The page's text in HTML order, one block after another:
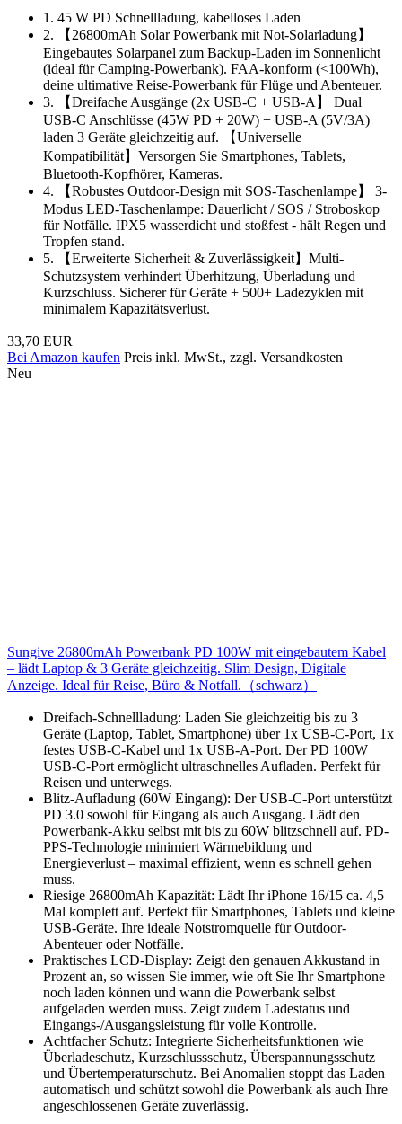
1. 45 W PD Schnellladung, kabelloses Laden
2. 【26800mAh Solar Powerbank mit Not-Solarladung】
Eingebautes Solarpanel zum Backup-Laden im Sonnenlicht
(ideal für Camping-Powerbank). FAA-konform (<100Wh),
deine ultimative Reise-Powerbank für Flüge und Abenteuer.
3. 【Dreifache Ausgänge (2x USB-C + USB-A】 Dual
USB-C Anschlüsse (45W PD + 20W) + USB-A (5V/3A)
laden 3 Geräte gleichzeitig auf. 【Universelle
Kompatibilität】Versorgen Sie Smartphones, Tablets,
Bluetooth-Kopfhörer, Kameras.
4. 【Robustes Outdoor-Design mit SOS-Taschenlampe】 3-
Modus LED-Taschenlampe: Dauerlicht / SOS / Stroboskop
für Notfälle. IPX5 wasserdicht und stoßfest - hält Regen und
Tropfen stand.
5. 【Erweiterte Sicherheit & Zuverlässigkeit】Multi-
Schutzsystem verhindert Überhitzung, Überladung und
Kurzschluss. Sicherer für Geräte + 500+ Ladezyklen mit
minimalem Kapazitätsverlust.
33,70 EUR
Bei Amazon kaufen Preis inkl. MwSt., zzgl. Versandkosten
Neu
Sungive 26800mAh Powerbank PD 100W mit eingebautem Kabel
– lädt Laptop & 3 Geräte gleichzeitig. Slim Design, Digitale
Anzeige. Ideal für Reise, Büro & Notfall.（schwarz）
Dreifach-Schnellladung: Laden Sie gleichzeitig bis zu 3
Geräte (Laptop, Tablet, Smartphone) über 1x USB-C-Port, 1x
festes USB-C-Kabel und 1x USB-A-Port. Der PD 100W
USB-C-Port ermöglicht ultraschnelles Aufladen. Perfekt für
Reisen und unterwegs.
Blitz-Aufladung (60W Eingang): Der USB-C-Port unterstützt
PD 3.0 sowohl für Eingang als auch Ausgang. Lädt den
Powerbank-Akku selbst mit bis zu 60W blitzschnell auf. PD-
PPS-Technologie minimiert Wärmebildung und
Energieverlust – maximal effizient, wenn es schnell gehen
muss.
Riesige 26800mAh Kapazität: Lädt Ihr iPhone 16/15 ca. 4,5
Mal komplett auf. Perfekt für Smartphones, Tablets und kleine
USB-Geräte. Ihre ideale Notstromquelle für Outdoor-
Abenteuer oder Notfälle.
Praktisches LCD-Display: Zeigt den genauen Akkustand in
Prozent an, so wissen Sie immer, wie oft Sie Ihr Smartphone
noch laden können und wann die Powerbank selbst
aufgeladen werden muss. Zeigt zudem Ladestatus und
Eingangs-/Ausgangsleistung für volle Kontrolle.
Achtfacher Schutz: Integrierte Sicherheitsfunktionen wie
Überladeschutz, Kurzschlussschutz, Überspannungsschutz
und Übertemperaturschutz. Bei Anomalien stoppt das Laden
automatisch und schützt sowohl die Powerbank als auch Ihre
angeschlossenen Geräte zuverlässig.